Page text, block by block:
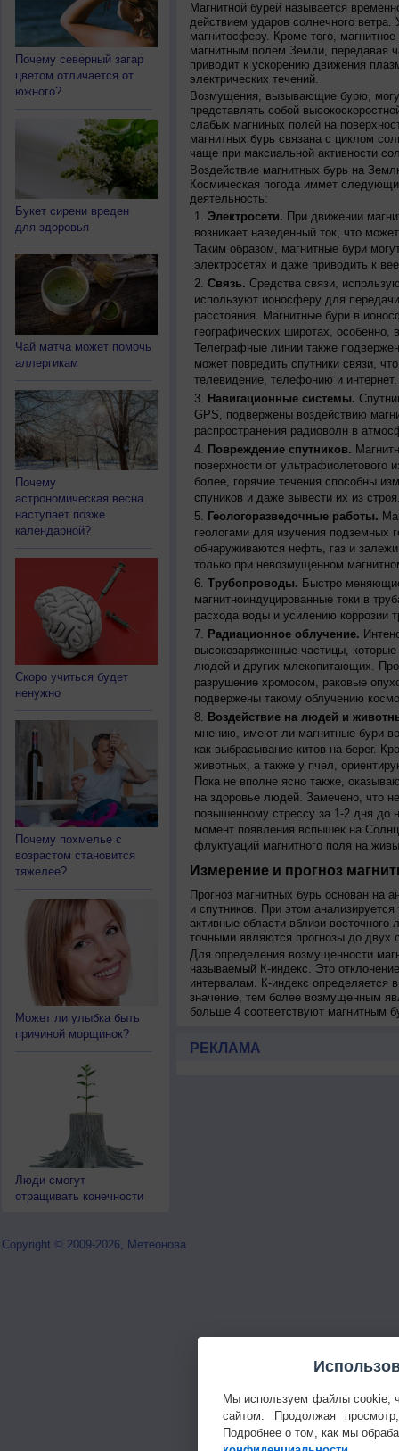
Почему северный загар
цветом отличается от
южного?
Букет сирени вреден
для здоровья
Чай матча может помочь
аллергикам
Почему
астрономическая весна
наступает позже
календарной?
Скоро учиться будет
ненужно
Почему похмелье с
возрастом становится
тяжелее?
Может ли улыбка быть
причиной морщинок?
Люди смогут
отращивать конечности
Магнитной бурей называется
действием ударов солнечного ветра.
магнитосферу. Кроме того,
магнитным полем Земли, передавая
приводит к ускорению движения
электрических течений.
Возмущения, вызывающие бурю,
представлять собой
слабых магниных полей на
магнитных бурь связана с циклом
чаще при максиальной активности
Воздействие магнитных бурь на
Космическая погода иммет
деятельность:
Электросети. При движении
возникает наведенный ток, что
Таким образом, магнитные бури
электросетях и даже приводить к
Связь. Средства связи,
используют ионосферу для
расстояния. Магнитные бури в
географических широтах,
Телеграфные линии также
может повредить спутники связи,
телевидение, телефонию и интернет.
Навигационные системы.
GPS, подвержены воздействию
распространения радиоволн в
Повреждение спутников.
поверхности от ультрафиолетового
более, горячие течения способны
спуников и даже вывести их из
Геологоразведочные работы.
геологами для изучения подземных
обнаруживаются нефть, газ и
только при невозмущенном
Трубопроводы. Быстро
магнитноиндуцированные токи в
расхода воды и усилению коррозии
Радиационное облучение.
высокозаряженные частицы,
людей и других млекопитающих.
разрушение хромосом, раковые
подвержены такому облучению
Воздействие на людей и
мнению, имеют ли магнитные бури
как выбрасывание китов на берег.
животных, а также у пчел,
Пока не вполне ясно также,
на здоровье людей. Замечено, что
повышенному стрессу за 1-2 дня до
момент появления вспышек на
флуктуаций магнитного поля на
Измерение и прогноз
Прогноз магнитных бурь основан на
и спутников. При этом
активные области вблизи
точными являются прогнозы до двух
Для определения возмущенности
называемый К-индекс. Это
интервалам. К-индекс определяется
значение, тем более возмущенным
больше 4 соответствуют магнитным
РЕКЛАМА
Copyright © 2009-2026, Метеонова
Мы используем файлы cookie,
сайтом. Продолжая
Подробнее о том, как мы